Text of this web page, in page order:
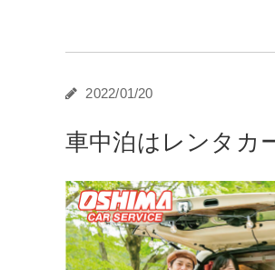
2022/01/20
車中泊はレンタカ